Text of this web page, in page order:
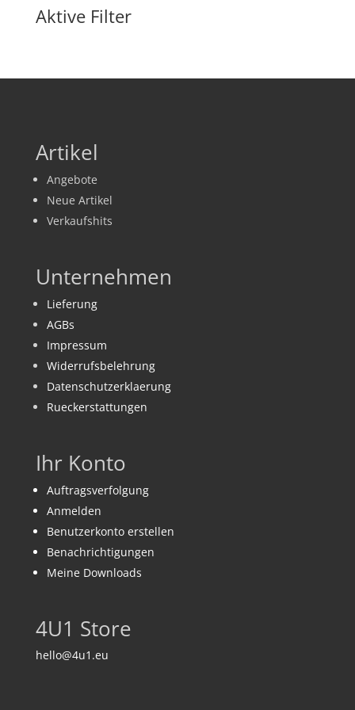
Aktive Filter
Artikel
Angebote
Neue Artikel
Verkaufshits
Unternehmen
Lieferung
AGBs
Impressum
Widerrufsbelehrung
Datenschutzerklaerung
Rueckerstattungen
Ihr Konto
Auftragsverfolgung
Anmelden
Benutzerkonto erstellen
Benachrichtigungen
Meine Downloads
4U1 Store
hello@4u1.eu